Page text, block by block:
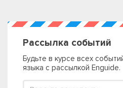
Рассылка событий
Будьте в курсе всех
языка с рассылкой Enguide.